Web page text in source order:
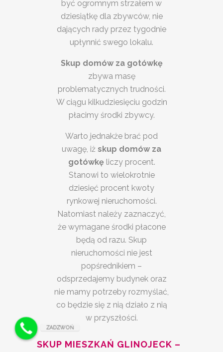
być ogromnym strzałem w
dziesiątkę dla zbywców, nie
dających rady przez tygodnie
upłynnić swego lokalu.
Skup domów za gotówkę
zbywa masę
problematycznych trudności.
W ciągu kilkudziesięciu godzin
płacimy środki zbywcy.
Warto jednakże brać pod
uwagę, iż skup domów za
gotówkęliczy procent.
Stanowi to wielokrotnie
dziesięć procent kwoty
rynkowej nieruchomości.
Natomiast należy zaznaczyć,
że wymagane środki płacone
będą od razu. Skup
nieruchomości nie jest
popśrednikiem –
odsprzedajemy budynek oraz
nie mamy potrzeby rozmyślać,
co będzie się z nią działo z nią
w przyszłości.
SKUP MIESZKAŃ GLINOJECK –
ZADZWOŃ